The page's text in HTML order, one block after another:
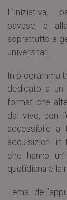
L’iniziativa,
pavese, è
soprattutto a
universitari.
In programma
dedicato a un
format che
dal vivo, con
accessibile a
acquisizioni in
che hanno
quotidiana e la
Tema